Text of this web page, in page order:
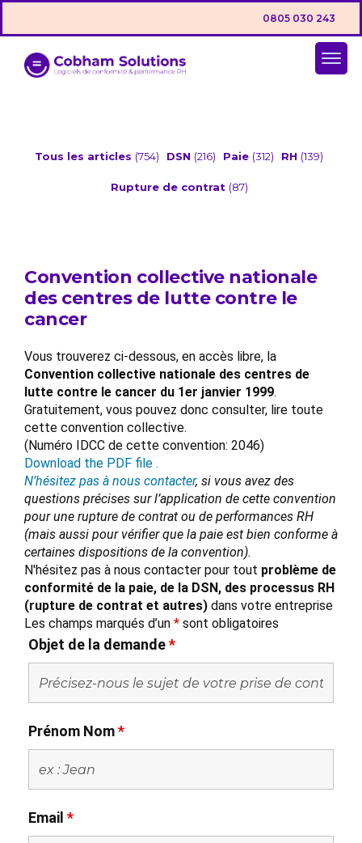
0805 030 243
Tous les articles (754) DSN (216) Paie (312) RH (139)
Rupture de contrat (87)
Convention collective nationale
des centres de lutte contre le
cancer
Vous trouverez ci-dessous, en accès libre, la
Convention collective nationale des centres de
lutte contre le cancer du 1er janvier 1999.
Gratuitement, vous pouvez donc consulter, lire toute
cette convention collective.
(Numéro IDCC de cette convention: 2046)
Download the PDF file .
N’hésitez pas à nous contacter, si vous avez des
questions précises sur l’application de cette convention
pour une rupture de contrat ou de performances RH
(mais aussi pour vérifier que la paie est bien conforme à
certaines dispositions de la convention).
N'hésitez pas à nous contacter pour tout problème de
conformité de la paie, de la DSN, des processus RH
(rupture de contrat et autres) dans votre entreprise
Les champs marqués d’un * sont obligatoires
Objet de la demande*
Prénom Nom*
Email *